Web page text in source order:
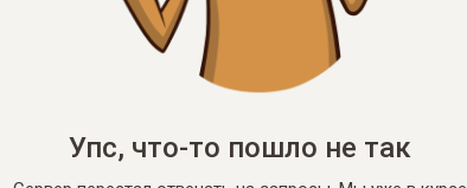
Упс, что-то пошло не так